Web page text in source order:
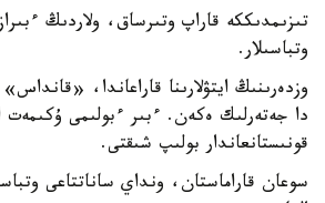
تىزىمدىككە قاراپ وتىرساق، ولاردىڭ
وتباسىلار.
وزدەرىنىڭ ايتۋلارىنا قاراعاندا،
دا جەتەرلىك ەكەن. ءبىر ءبولىمى ۇكىمەت
قونىستانعاندار بولىپ شىقتى.
سوعان قاراماستان، ونداي ساناتتاعى